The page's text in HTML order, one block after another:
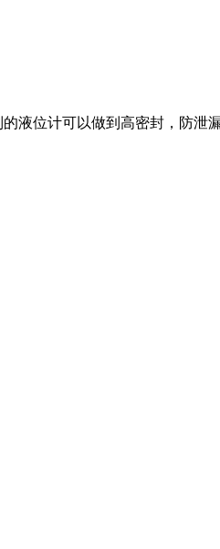
液位计可以做到高密封，防